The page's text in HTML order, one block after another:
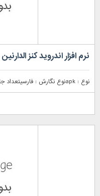
نرم افزار اندروید کنز الدارنین
نوع : apkنوع نگارش : فارسیتعداد جلد : [...]